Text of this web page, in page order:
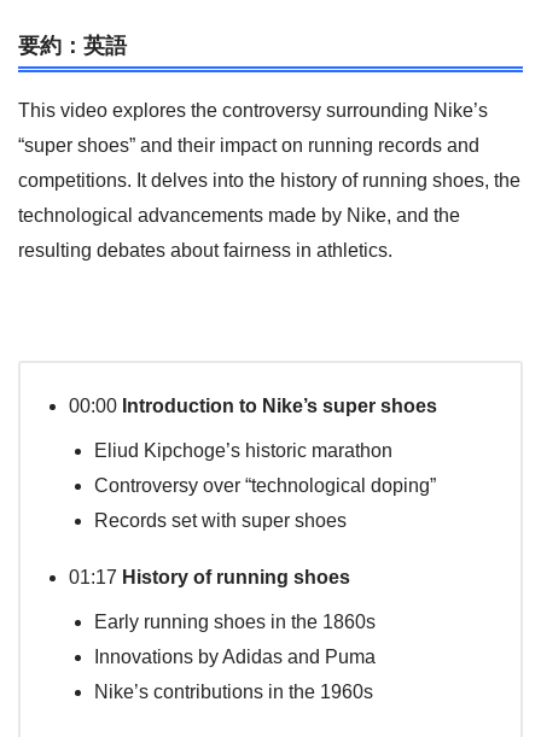
要約：英語
This video explores the controversy surrounding Nike’s
“super shoes” and their impact on running records and
competitions. It delves into the history of running shoes, the
technological advancements made by Nike, and the
resulting debates about fairness in athletics.
00:00 Introduction to Nike’s super shoes
Eliud Kipchoge’s historic marathon
Controversy over “technological doping”
Records set with super shoes
01:17 History of running shoes
Early running shoes in the 1860s
Innovations by Adidas and Puma
Nike’s contributions in the 1960s